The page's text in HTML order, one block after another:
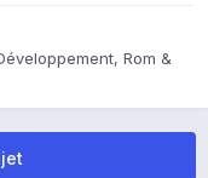
Rom &